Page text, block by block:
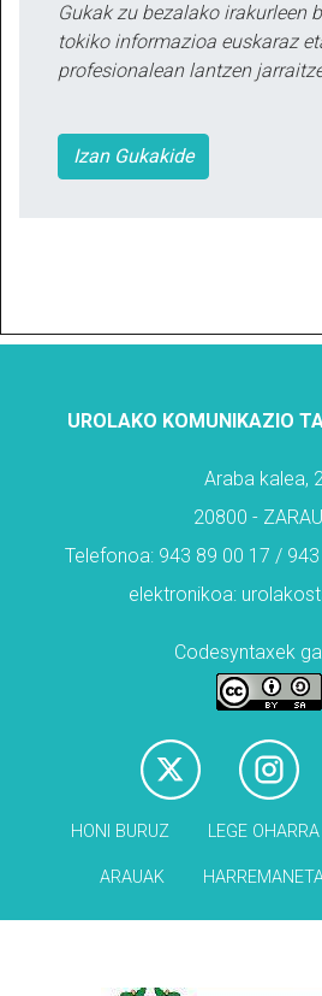
Gukak zu bezalako irakurleen
tokiko informazioa euskaraz
profesionalean lantzen
Izan Gukakide
UROLAKO KOMUNIKAZIO
Araba kalea,
20800 -
Telefonoa: 943 89 00 17 /
elektronikoa:
Codesyntaxek
HONI BURUZ LEGE OHARRA
ARAUAK